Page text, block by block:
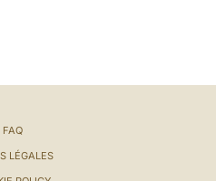
FAQ
LÉGALES